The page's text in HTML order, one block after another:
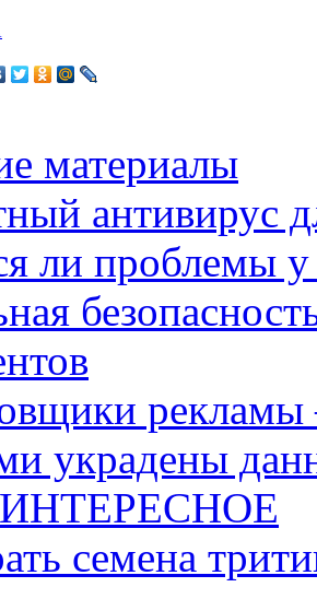
материалы
антивирус
ли проблемы у
рекламы
украдены
семена